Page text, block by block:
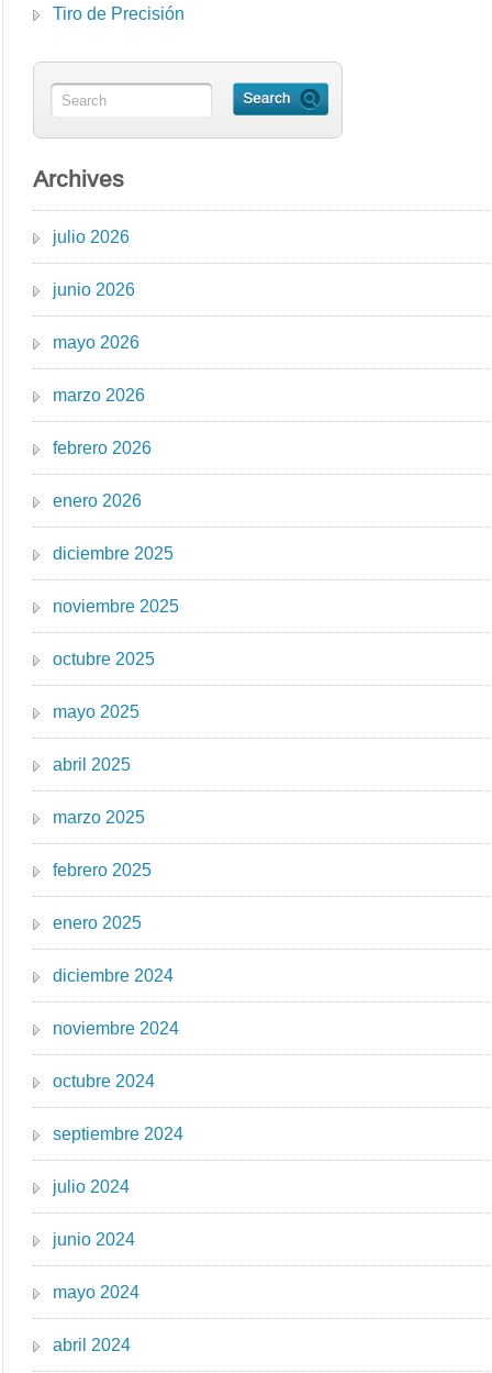
Tiro de Precisión
Archives
julio 2026
junio 2026
mayo 2026
marzo 2026
febrero 2026
enero 2026
diciembre 2025
noviembre 2025
octubre 2025
mayo 2025
abril 2025
marzo 2025
febrero 2025
enero 2025
diciembre 2024
noviembre 2024
octubre 2024
septiembre 2024
julio 2024
junio 2024
mayo 2024
abril 2024